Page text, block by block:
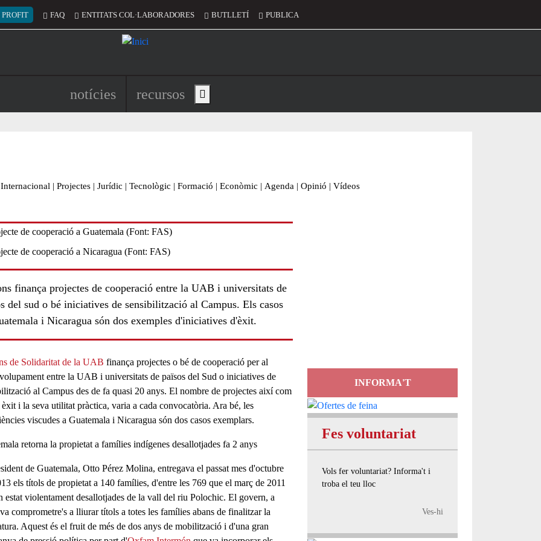
del compte d'usuari
PROFIT FAQ ENTITATS COL·LABORADORES BUTLLETÍ PUBLICA
Navegació principal de l'encapçalament
notícies recursos Show main menu
Internacional | Projectes | Jurídic | Tecnològic | Formació | Econòmic | Agenda | Opinió | Vídeos
finança projectes de cooperació entre la UAB i universitats de
del sud o bé iniciatives de sensibilització al Campus. Els casos
i Nicaragua són dos exemples d'iniciatives d'èxit.
de Solidaritat de la UAB finança projectes o bé de cooperació per al
entre la UAB i universitats de països del Sud o iniciatives de
al Campusdes de fa quasi 20 anys. El nombre de projectes així com
èxit i la seva utilitat pràctica, varia a cada convocatòria. Ara bé, les
viscudes a Guatemala i Nicaragua són dos casos exemplars.
retorna la propietat a famílies indígenes desallotjades fa 2 anys
de Guatemala, Otto Pérez Molina, entregava el passat mes d'octubre
els títols de propietat a 140 famílies, d'entre les 769 que el març de 2011
estat violentament desallotjades de la vall del riu Polochic. El govern, a
comprometre's a lliurar títols a totes les famílies abans de finalitzar la
Aquest és el fruit de més de dos anys de mobilització i d'una gran
INFORMA'T
Fes voluntariat
Vols fer voluntariat? Informa't i
troba el teu lloc
Ves-hi